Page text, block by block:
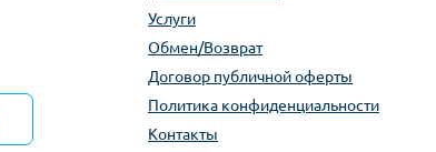
Услуги
Обмен/Возврат
Договор публичной оферты
Политика конфиденциальности
Контакты